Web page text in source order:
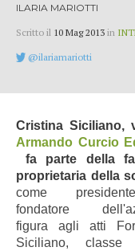
ILARIA MARIOTTI
Scritto il 10 Mag 2013 in
@ilariamariotti
Cristina Siciliano,
Armando Curcio
fa parte della
proprietaria della
come
fondatore
figura agli atti
Siciliano, classe